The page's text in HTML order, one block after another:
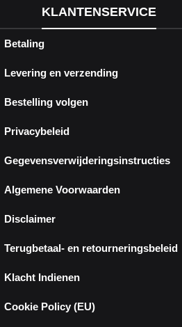
KLANTENSERVICE
Betaling
Levering en verzending
Bestelling volgen
Privacybeleid
Gegevensverwijderingsinstructies
Algemene Voorwaarden
Disclaimer
Terugbetaal- en retourneringsbeleid
Klacht Indienen
Cookie Policy (EU)